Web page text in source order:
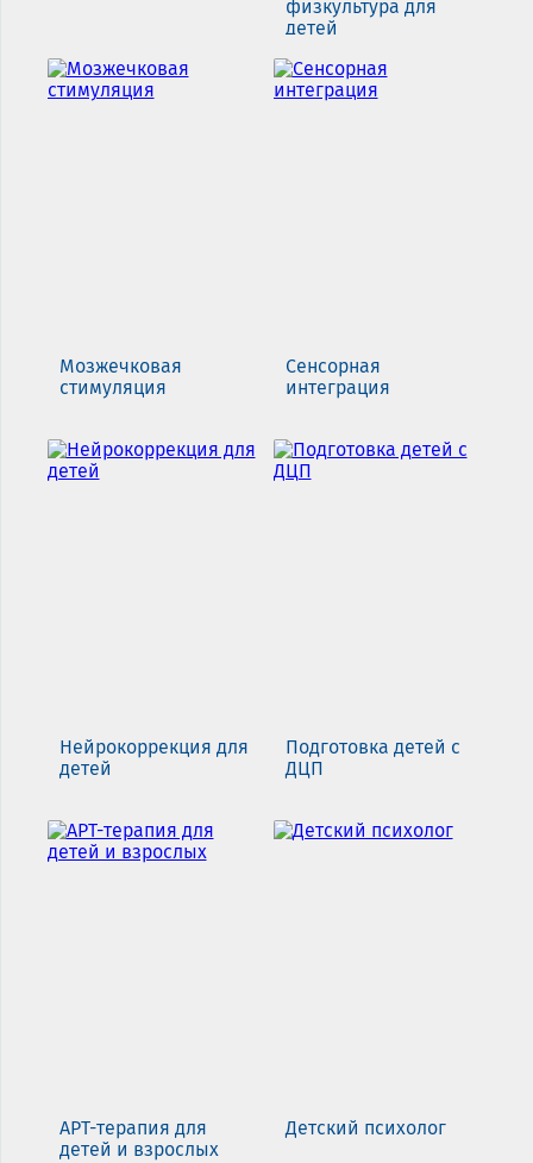
физкультура для
детей
Мозжечковая
стимуляция
Сенсорная
интеграция
Нейрокоррекция для
детей
Подготовка детей с
ДЦП
АРТ-терапия для
детей и взрослых
Детский психолог